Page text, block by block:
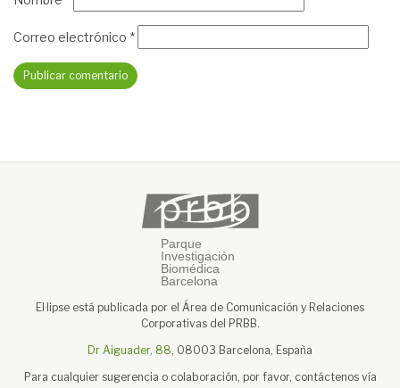
Correo electrónico *
El·lipse está publicada por el Área de Comunicación y Relaciones
Corporativas del PRBB.
Dr Aiguader, 88, 08003 Barcelona, España
Para cualquier sugerencia o colaboración, por favor, contáctenos vía